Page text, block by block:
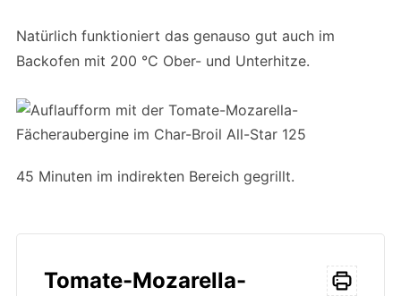
Natürlich funktioniert das genauso gut auch im
Backofen mit 200 °C Ober- und Unterhitze.
45 Minuten im indirekten Bereich gegrillt.
Tomate-Mozarella-